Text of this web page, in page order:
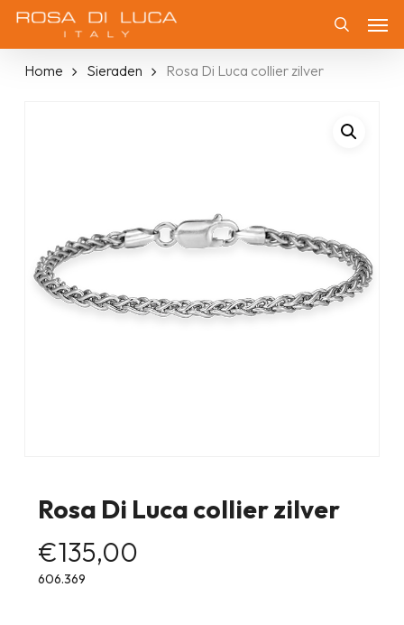
Skip
content
Home Sieraden Rosa Di Luca collier zilver
Rosa Di Luca collier zilver
€135,00
606.369